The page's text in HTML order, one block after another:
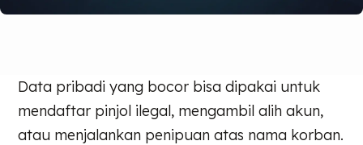
Data pribadi yang bocor bisa dipakai untuk
mendaftar pinjol ilegal, mengambil alih akun,
atau menjalankan penipuan atas nama korban.